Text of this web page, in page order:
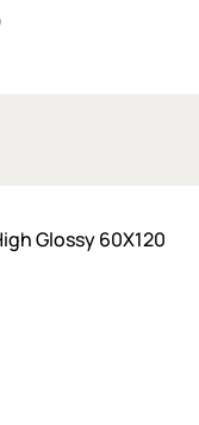
Glossy 60X120